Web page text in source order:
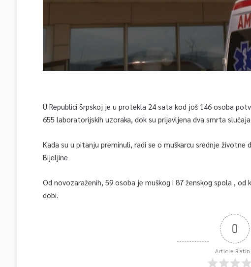
U Republici Srpskoj je u protekla 24 sata kod još 146 osoba
655 laboratorijskih uzoraka, dok su prijavljena dva smrta
Kada su u pitanju preminuli, radi se o muškarcu srednje
Bijeljine
Od novozaraženih, 59 osoba je muškog i 87 ženskog spola ,
dobi.
0
Article